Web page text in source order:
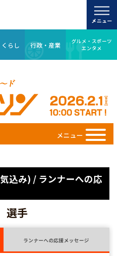
らし 行政・産業
グルメ・スポーツ
エンタメ
メニュー
込み) / ランナーへの応
選手
ランナーへの応援メッセージ